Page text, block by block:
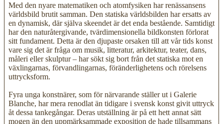
Med den nyare matematiken och atomfysiken har renässansens
världsbild brutit samman. Den statiska världsbilden har ersatts av
en dynamisk, där själva skeendet är det enda bestående. Samtidigt
har den naturåtergivande, tvärdimensionella bildkonsten förlorat
sitt fundament. Detta är den djupaste orsaken till att vår tids konst
vare sig det är fråga om musik, litteratur, arkitektur, teater, dans,
måleri eller skulptur – har sökt sig bort från det statiska mot en
växlingarnas, förvandlingarnas, föränderlighetens och rörelsens
uttrycksform.
Fyra unga konstnärer, som för närvarande ställer ut i Galerie
Blanche, har mera renodlat än tidigare i svensk konst givit uttryck
åt dessa tankegångar. Deras utställning är på ett hett annat sätt
mogen än den uppmärksammade exposition de hade tillsammans